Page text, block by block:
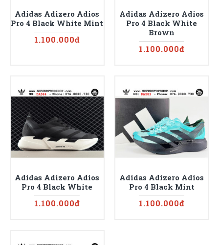
Adidas Adizero Adios
Pro 4 Black White Mint
1.100.000đ
Adidas Adizero Adios
Pro 4 Black White
Brown
1.100.000đ
Adidas Adizero Adios
Pro 4 Black White
1.100.000đ
Adidas Adizero Adios
Pro 4 Black Mint
1.100.000đ